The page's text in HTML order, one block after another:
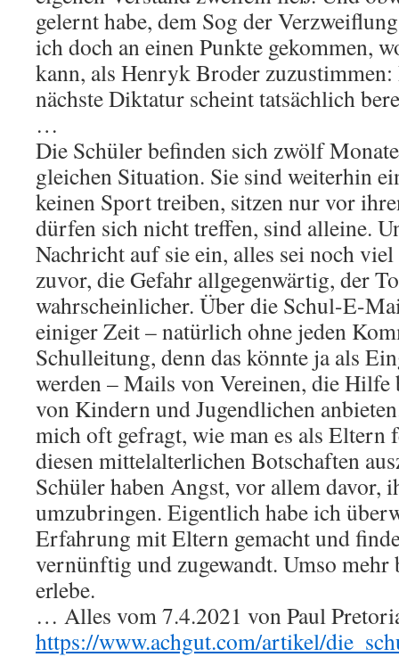
gelernt habe, dem Sog der
ich doch an einen Punkte gekommen,
kann, als Henryk Broder
nächste Diktatur scheint tatsächlich
…
Die Schüler befinden sich zwölf
gleichen Situation. Sie sind weiterhin
keinen Sport treiben, sitzen nur vor
dürfen sich nicht treffen, sind alleine.
Nachricht auf sie ein, alles sei noch
zuvor, die Gefahr allgegenwärtig, der
wahrscheinlicher. Über die Schul-E-
einiger Zeit – natürlich ohne jeden
Schulleitung, denn das könnte ja als
werden – Mails von Vereinen, die Hilfe
von Kindern und Jugendlichen
mich oft gefragt, wie man es als
diesen mittelalterlichen Botschaften
Schüler haben Angst, vor allem davor,
umzubringen. Eigentlich habe ich
Erfahrung mit Eltern gemacht und
vernünftig und zugewandt. Umso mehr
erlebe.
… Alles vom 7.4.2021 von Paul
https://www.achgut.com/artikel/